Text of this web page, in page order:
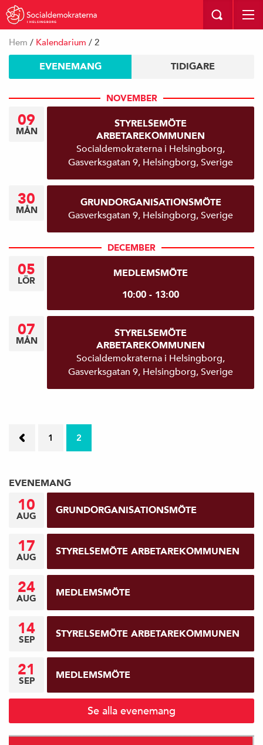
I HELSINGBORG
Hem / Kalendarium / 2
EVENEMANG TIDIGARE
NOVEMBER
09
MÅN
STYRELSEMÖTE
ARBETAREKOMMUNEN
Socialdemokraterna i Helsingborg,
Gasverksgatan 9, Helsingborg, Sverige
30
MÅN
GRUNDORGANISATIONSMÖTE
Gasverksgatan 9, Helsingborg, Sverige
DECEMBER
05
LÖR
MEDLEMSMÖTE
10:00 - 13:00
07
MÅN
STYRELSEMÖTE
ARBETAREKOMMUNEN
Socialdemokraterna i Helsingborg,
Gasverksgatan 9, Helsingborg, Sverige
←
r
e
å
e
d
si
1 2
EVENEMANG
10
AUG GRUNDORGANISATIONSMÖTE
17
AUG STYRELSEMÖTE ARBETAREKOMMUNEN
24
AUG MEDLEMSMÖTE
14
SEP STYRELSEMÖTE ARBETAREKOMMUNEN
21
SEP MEDLEMSMÖTE
Se alla evenemang